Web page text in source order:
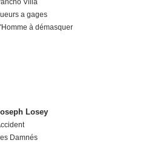
Villa
a gages
à démasquer
Losey
Damnés